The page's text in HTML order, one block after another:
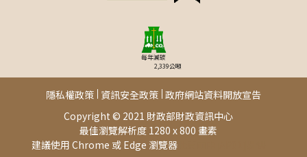
每年減碳
2,339公噸
Copyright © 2021 財政部財政資訊中心
最佳瀏覽解析度 1280 x 800 畫素
建議使用 Chrome 或 Edge 瀏覽器此頁面由[AP01]提供
隱私權政策 資訊安全政策 政府網站資料開放宣告